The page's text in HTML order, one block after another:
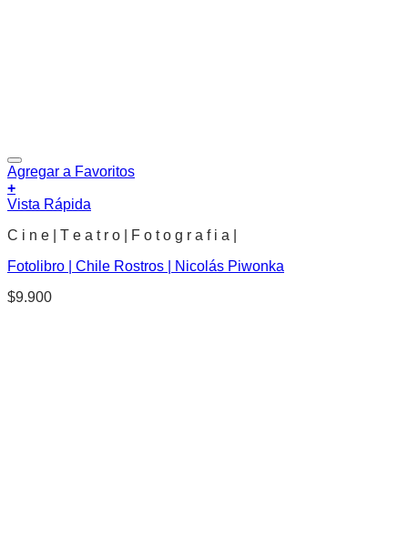
Agregar a Favoritos
+
Vista Rápida
C i n e | T e a t r o | F o t o g r a f i a |
Fotolibro | Chile Rostros | Nicolás Piwonka
$9.900